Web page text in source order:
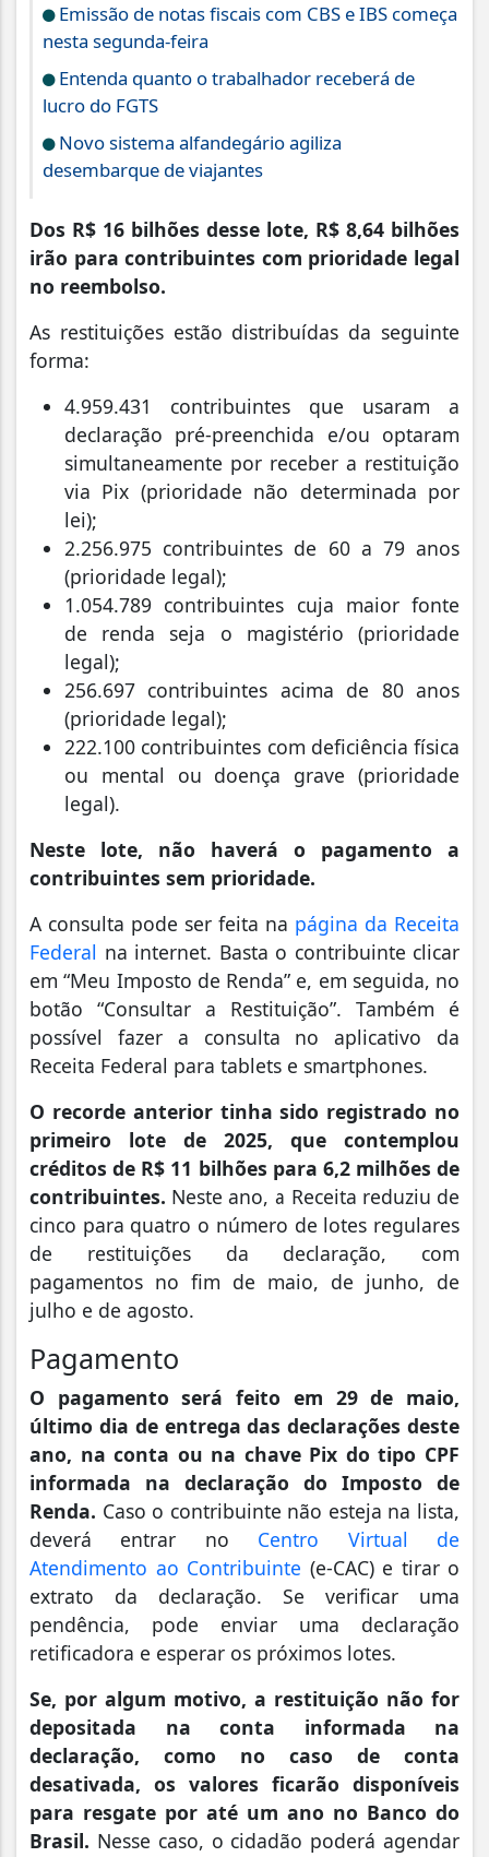
Emissão de notas fiscais com CBS e IBS começa
nesta segunda-feira
Entenda quanto o trabalhador receberá de
lucro do FGTS
Novo sistema alfandegário agiliza
desembarque de viajantes
Dos R$ 16 bilhões desse lote, R$ 8,64 bilhões
irão para contribuintes com prioridade legal
no reembolso.
As restituições estão distribuídas da seguinte
forma:
4.959.431 contribuintes que usaram a
declaração pré-preenchida e/ou optaram
simultaneamente por receber a restituição
via Pix (prioridade não determinada por
lei);
2.256.975 contribuintes de 60 a 79 anos
(prioridade legal);
1.054.789 contribuintes cuja maior fonte
de renda seja o magistério (prioridade
legal);
256.697 contribuintes acima de 80 anos
(prioridade legal);
222.100 contribuintes com deficiência física
ou mental ou doença grave (prioridade
legal).
Neste lote, não haverá o pagamento a
contribuintes sem prioridade.
A consulta pode ser feita na página da Receita
Federal na internet. Basta o contribuinte clicar
em “Meu Imposto de Renda” e, em seguida, no
botão “Consultar a Restituição”. Também é
possível fazer a consulta no aplicativo da
Receita Federal para tablets e smartphones.
O recorde anterior tinha sido registrado no
primeiro lote de 2025, que contemplou
créditos de R$ 11 bilhões para 6,2 milhões de
contribuintes. Neste ano, a Receita reduziu de
cinco para quatro o número de lotes regulares
de restituições da declaração, com
pagamentos no fim de maio, de junho, de
julho e de agosto.
Pagamento
O pagamento será feito em 29 de maio,
último dia de entrega das declarações deste
ano, na conta ou na chave Pix do tipo CPF
informada na declaração do Imposto de
Renda. Caso o contribuinte não esteja na lista,
deverá entrar no Centro Virtual de
Atendimento ao Contribuinte (e-CAC) e tirar o
extrato da declaração. Se verificar uma
pendência, pode enviar uma declaração
retificadora e esperar os próximos lotes.
Se, por algum motivo, a restituição não for
depositada na conta informada na
declaração, como no caso de conta
desativada, os valores ficarão disponíveis
para resgate por até um ano no Banco do
Brasil. Nesse caso, o cidadão poderá agendar